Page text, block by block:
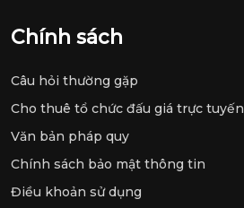
Chính sách
Câu hỏi thường gặp
Cho thuê tổ chức đấu giá trực tuyến
Văn bản pháp quy
Chính sách bảo mật thông tin
Điều khoản sử dụng